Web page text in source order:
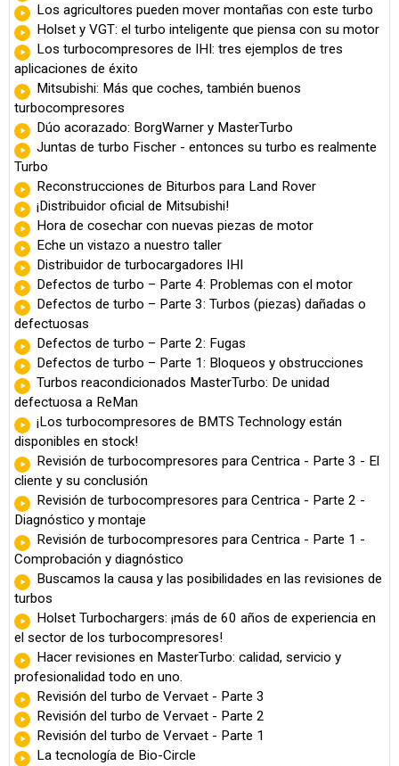
Los agricultores pueden mover montañas con este turbo
Holset y VGT: el turbo inteligente que piensa con su motor
Los turbocompresores de IHI: tres ejemplos de tres
aplicaciones de éxito
Mitsubishi: Más que coches, también buenos
turbocompresores
Dúo acorazado: BorgWarner y MasterTurbo
Juntas de turbo Fischer - entonces su turbo es realmente
Turbo
Reconstrucciones de Biturbos para Land Rover
¡Distribuidor oficial de Mitsubishi!
Hora de cosechar con nuevas piezas de motor
Eche un vistazo a nuestro taller
Distribuidor de turbocargadores IHI
Defectos de turbo – Parte 4: Problemas con el motor
Defectos de turbo – Parte 3: Turbos (piezas) dañadas o
defectuosas
Defectos de turbo – Parte 2: Fugas
Defectos de turbo – Parte 1: Bloqueos y obstrucciones
Turbos reacondicionados MasterTurbo: De unidad
defectuosa a ReMan
¡Los turbocompresores de BMTS Technology están
disponibles en stock!
Revisión de turbocompresores para Centrica - Parte 3 - El
cliente y su conclusión
Revisión de turbocompresores para Centrica - Parte 2 -
Diagnóstico y montaje
Revisión de turbocompresores para Centrica - Parte 1 -
Comprobación y diagnóstico
Buscamos la causa y las posibilidades en las revisiones de
turbos
Holset Turbochargers: ¡más de 60 años de experiencia en
el sector de los turbocompresores!
Hacer revisiones en MasterTurbo: calidad, servicio y
profesionalidad todo en uno.
Revisión del turbo de Vervaet - Parte 3
Revisión del turbo de Vervaet - Parte 2
Revisión del turbo de Vervaet - Parte 1
La tecnología de Bio-Circle